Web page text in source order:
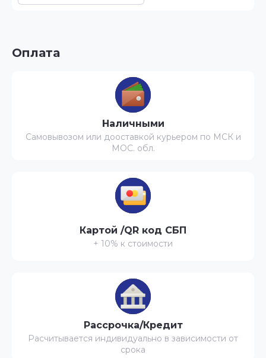
Оплата
Наличными
Самовывозом или дооставкой курьером по МСК и
МОС. обл.
Картой /QR код СБП
+ 10% к стоимости
Рассрочка/Кредит
Расчитывается индивидуально в зависимости от
срока